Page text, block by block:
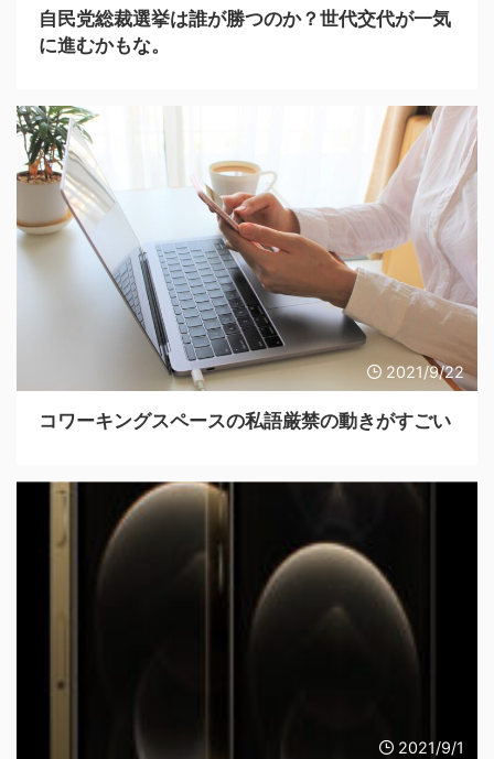
自民党総裁選挙は誰が勝つのか？世代交代が一気
に進むかもな。
2021/9/22
コワーキングスペースの私語厳禁の動きがすごい
2021/9/1